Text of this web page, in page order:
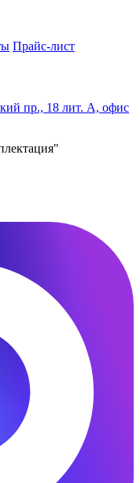
Прайс-лист
пр., 18 лит. А, офис